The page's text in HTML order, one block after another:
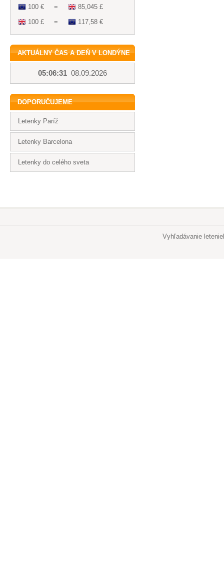
100 € =
85,045 £
100 £
= 117,58 €
AKTUÁLNY ČAS A DEŇ V LONDÝNE
05:06:31 08.09.2026
DOPORUČUJEME
Letenky Paríž
Letenky Barcelona
Letenky do celého sveta
Vyhľadávanie